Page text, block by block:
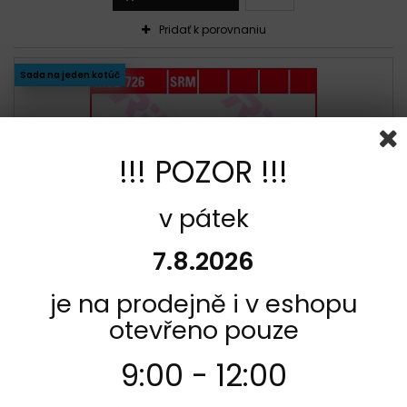
Pridať k porovnaniu
Sada na jeden kotúč
KÓD: F8083-MCB726
VÝROBCA:
PREDNÉ BRZDOVÉ DOŠTIČKY / OBLOŽENIE TRW / LUCAS
APRILIA 400 ATLANTIC SPRINT 2005 - 2008
Recenzia(e):0
!!! POZOR !!!
v pátek
7.8.2026
je na prodejně i v eshopu
otevřeno pouze
9:00 - 12:00